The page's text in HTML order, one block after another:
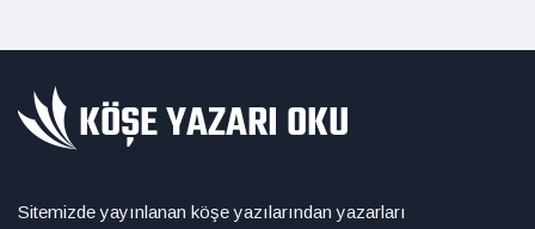
Sitemizde yayınlanan köşe yazılarından yazarları